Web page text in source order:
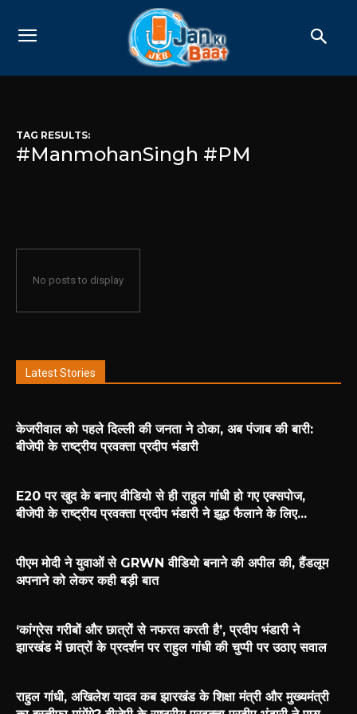
TAG RESULTS:
#ManmohanSingh #PM
No posts to display
Latest Stories
केजरीवाल को पहले दिल्ली की जनता ने ठोका, अब पंजाब की बारी:
बीजेपी के राष्ट्रीय प्रवक्ता प्रदीप भंडारी
E20 पर खुद के बनाए वीडियो से ही राहुल गांधी हो गए एक्सपोज,
बीजेपी के राष्ट्रीय प्रवक्ता प्रदीप भंडारी ने झूठ फैलाने के लिए...
पीएम मोदी ने युवाओं से GRWN वीडियो बनाने की अपील की, हैंडलूम
अपनाने को लेकर कही बड़ी बात
‘कांग्रेस गरीबों और छात्रों से नफरत करती है’, प्रदीप भंडारी ने
झारखंड में छात्रों के प्रदर्शन पर राहुल गांधी की चुप्पी पर उठाए सवाल
राहुल गांधी, अखिलेश यादव कब झारखंड के शिक्षा मंत्री और मुख्यमंत्री